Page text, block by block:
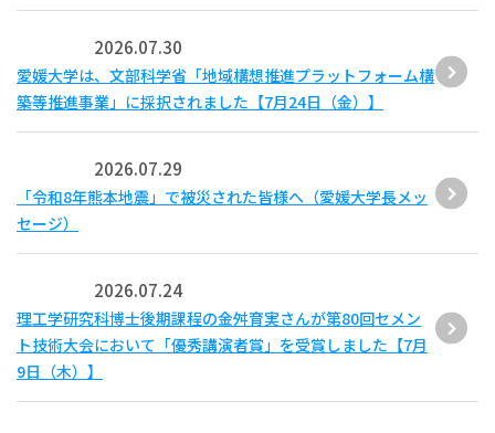
2026.07.30
愛媛大学は、文部科学省「地域構想推進プラットフォーム構
築等推進事業」に採択されました【7月24日（金）】
2026.07.29
「令和8年熊本地震」で被災された皆様へ（愛媛大学長メッ
セージ）
2026.07.24
理工学研究科博士後期課程の金舛育実さんが第80回セメン
ト技術大会において「優秀講演者賞」を受賞しました【7月
9日（木）】